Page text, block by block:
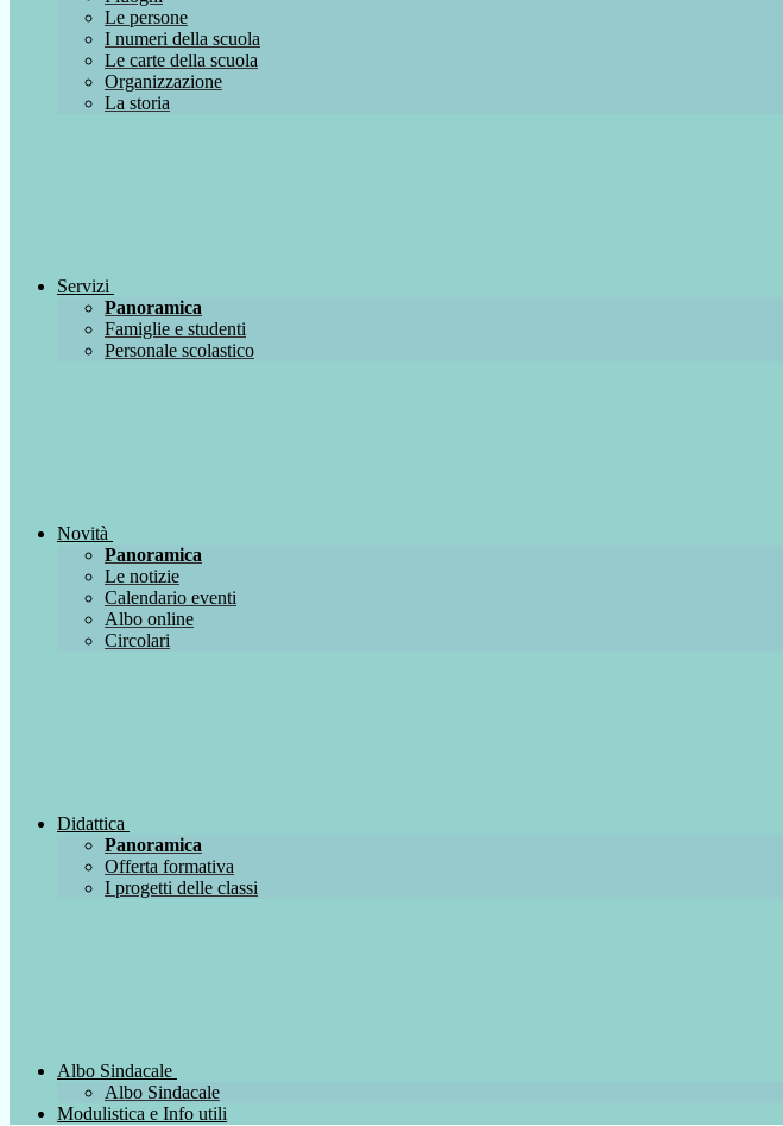
Le persone
I numeri della scuola
Le carte della scuola
Organizzazione
La storia
Servizi
Panoramica
Famiglie e studenti
Personale scolastico
Novità
Panoramica
Le notizie
Calendario eventi
Albo online
Circolari
Didattica
Panoramica
Offerta formativa
I progetti delle classi
Albo Sindacale
Albo Sindacale
Modulistica e Info utili